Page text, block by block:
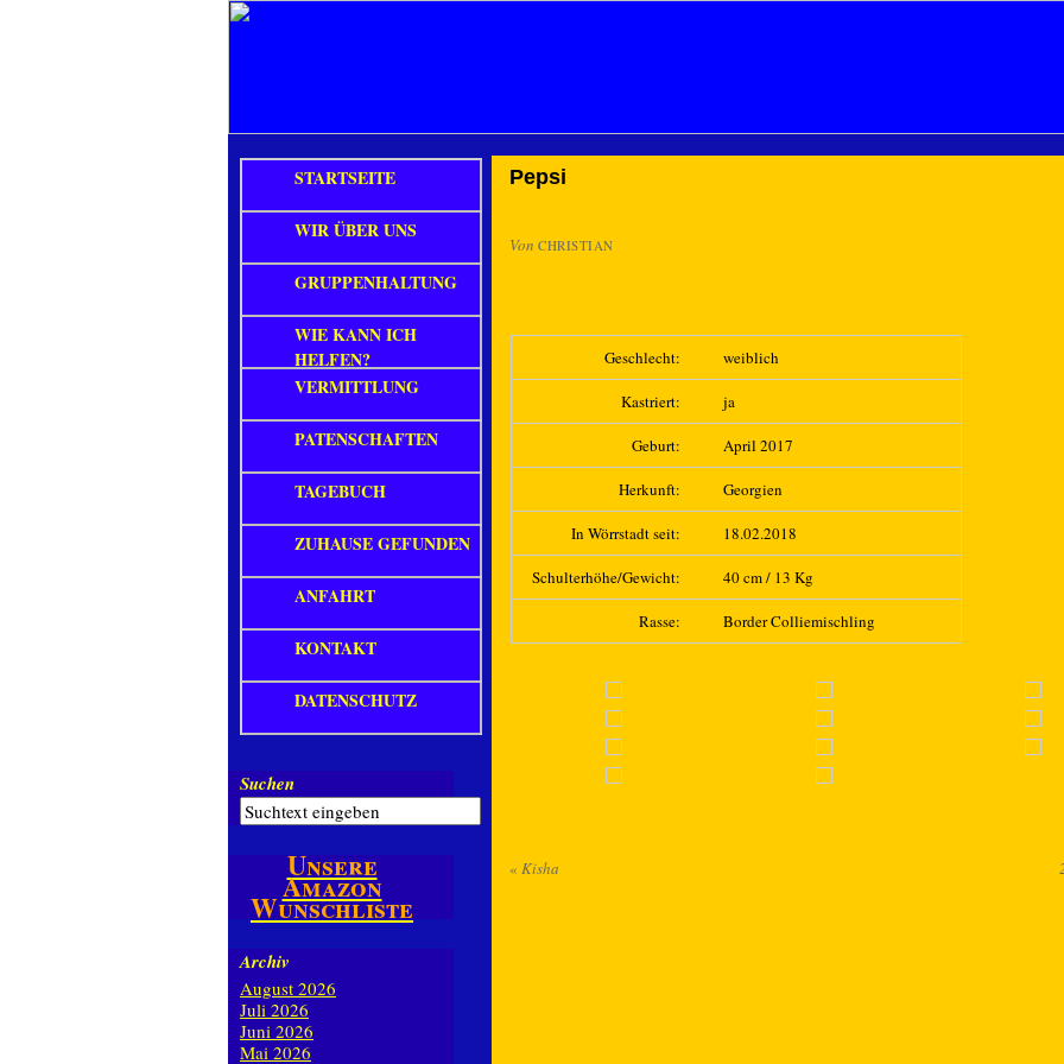
Pepsi
Von CHRISTIAN
Geschlecht: weiblich
Kastriert: ja
Geburt: April 2017
Herkunft: Georgien
In Wörrstadt seit: 18.02.2018
Schulterhöhe/Gewicht: 40 cm / 13 Kg
Rasse: Border Colliemischling
« Kisha
STARTSEITE
WIR ÜBER UNS
GRUPPENHALTUNG
WIE KANN ICH
HELFEN?
VERMITTLUNG
PATENSCHAFTEN
TAGEBUCH
ZUHAUSE GEFUNDEN
ANFAHRT
KONTAKT
DATENSCHUTZ
Suchen
Unsere
Amazon
Wunschliste
Archiv
August 2026
Juli 2026
Juni 2026
Mai 2026